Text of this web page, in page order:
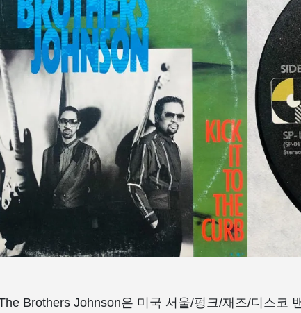
Brothers Johnson은 미국 서울/펑크/재즈/디스코